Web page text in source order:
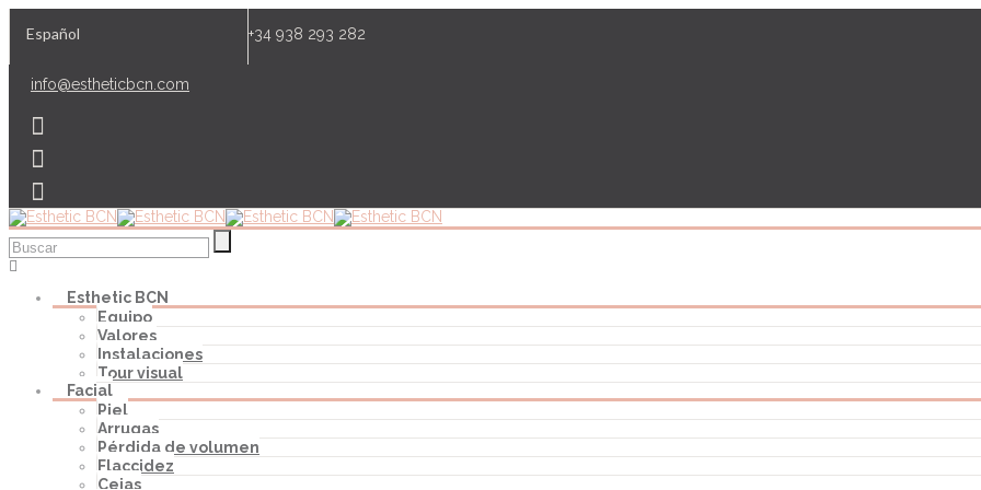
Español +34 938 293 282
info@estheticbcn.com
Esthetic BCN
Equipo
Valores
Instalaciones
Tour visual
Facial
Piel
Arrugas
Pérdida de volumen
Flaccidez
Cejas